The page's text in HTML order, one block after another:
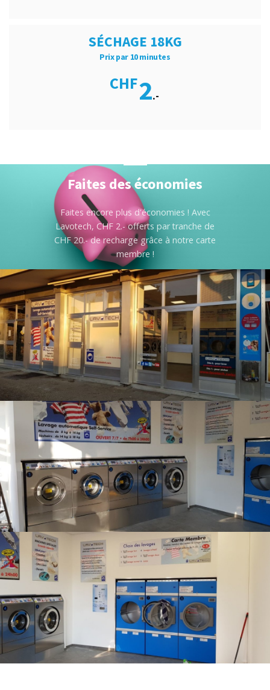
SÉCHAGE 18KG
Prix par 10 minutes
CHF2.-
Faites des économies
Faites encore plus d'économies ! Avec
Lavotech, CHF 2.- offerts par tranche de
CHF 20.- de recharge grâce à notre carte
membre !